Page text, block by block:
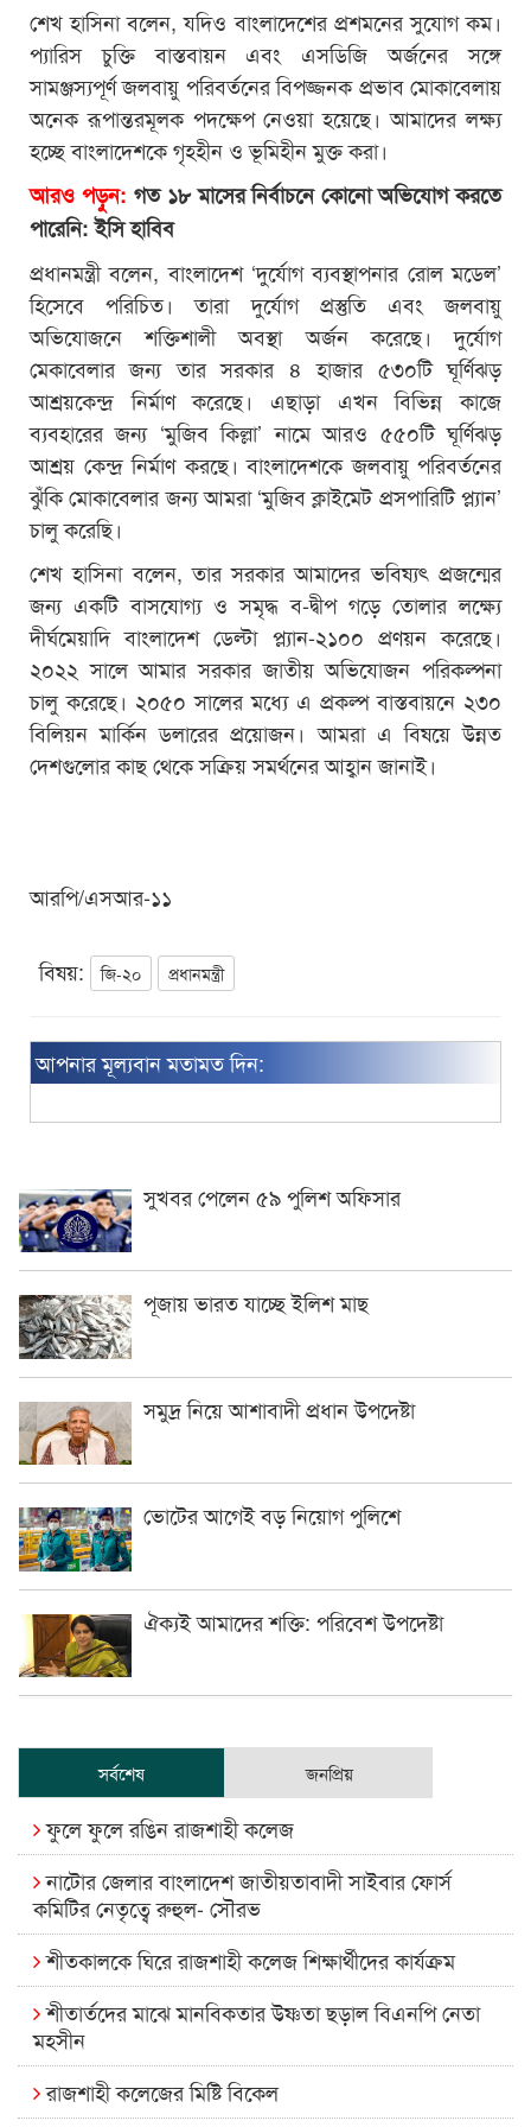
শেখ হাসিনা বলেন, যদিও বাংলাদেশের প্রশমনের সুযোগ কম।
প্যারিস চুক্তি বাস্তবায়ন এবং এসডিজি অর্জনের সঙ্গে
সামঞ্জস্যপূর্ণ জলবায়ু পরিবর্তনের বিপজ্জনক প্রভাব মোকাবেলায়
অনেক রূপান্তরমূলক পদক্ষেপ নেওয়া হয়েছে। আমাদের লক্ষ্য
হচ্ছে বাংলাদেশকে গৃহহীন ও ভূমিহীন মুক্ত করা।
আরও পড়ুন: গত ১৮ মাসের নির্বাচনে কোনো অভিযোগ করতে
পারেনি: ইসি হাবিব
প্রধানমন্ত্রী বলেন, বাংলাদেশ ‘দুর্যোগ ব্যবস্থাপনার রোল মডেল’
হিসেবে পরিচিত। তারা দুর্যোগ প্রস্তুতি এবং জলবায়ু
অভিযোজনে শক্তিশালী অবস্থা অর্জন করেছে। দুর্যোগ
মেকাবেলার জন্য তার সরকার ৪ হাজার ৫৩০টি ঘূর্ণিঝড়
আশ্রয়কেন্দ্র নির্মাণ করেছে। এছাড়া এখন বিভিন্ন কাজে
ব্যবহারের জন্য ‘মুজিব কিল্লা’ নামে আরও ৫৫০টি ঘূর্ণিঝড়
আশ্রয় কেন্দ্র নির্মাণ করছে। বাংলাদেশকে জলবায়ু পরিবর্তনের
ঝুঁকি মোকাবেলার জন্য আমরা ‘মুজিব ক্লাইমেট প্রসপারিটি প্ল্যান’
চালু করেছি।
শেখ হাসিনা বলেন, তার সরকার আমাদের ভবিষ্যৎ প্রজন্মের
জন্য একটি বাসযোগ্য ও সমৃদ্ধ ব-দ্বীপ গড়ে তোলার লক্ষ্যে
দীর্ঘমেয়াদি বাংলাদেশ ডেল্টা প্ল্যান-২১০০ প্রণয়ন করেছে।
২০২২ সালে আমার সরকার জাতীয় অভিযোজন পরিকল্পনা
চালু করেছে। ২০৫০ সালের মধ্যে এ প্রকল্প বাস্তবায়নে ২৩০
বিলিয়ন মার্কিন ডলারের প্রয়োজন। আমরা এ বিষয়ে উন্নত
দেশগুলোর কাছ থেকে সক্রিয় সমর্থনের আহ্বান জানাই।
আরপি/এসআর-১১
বিষয়: জি-২০ প্রধানমন্ত্রী
আপনার মূল্যবান মতামত দিন:
সুখবর পেলেন ৫৯ পুলিশ অফিসার
পূজায় ভারত যাচ্ছে ইলিশ মাছ
সমুদ্র নিয়ে আশাবাদী প্রধান উপদেষ্টা
ভোটের আগেই বড় নিয়োগ পুলিশে
ঐক্যই আমাদের শক্তি: পরিবেশ উপদেষ্টা
সর্বশেষ জনপ্রিয়
ফুলে ফুলে রঙিন রাজশাহী কলেজ
নাটোর জেলার বাংলাদেশ জাতীয়তাবাদী সাইবার ফোর্স
কমিটির নেতৃত্বে রুহুল- সৌরভ
শীতকালকে ঘিরে রাজশাহী কলেজ শিক্ষার্থীদের কার্যক্রম
শীতার্তদের মাঝে মানবিকতার উষ্ণতা ছড়াল বিএনপি নেতা
মহসীন
রাজশাহী কলেজের মিষ্টি বিকেল